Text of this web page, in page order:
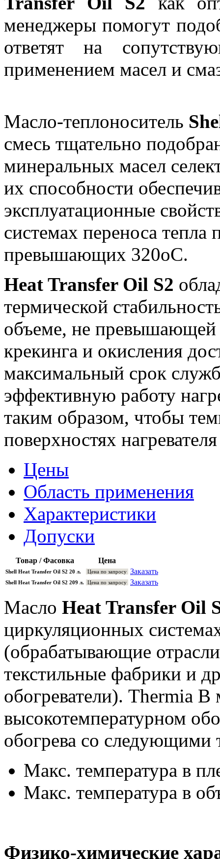
менеджеры помогут
ответят на
применением масел и
Масло-теплоноситель
смесь тщательно
минеральных масел
их способности
эксплуатационные
системах переноса тепла
превышающих 320oС.
Heat Transfer Oil S2
термической
объеме, не превышающей
крекинга и окисления
максимальный срок
эффективную работу
таким образом, чтобы
поверхностях
Цены
Область применения
Характеристики
Допуски
Товар / Фасовка Цена
Shell Heat Transfer Oil S2 20 л. Цена по запросу Заказать
Shell Heat Transfer Oil S2 209 л. Цена по запросу Заказать
Масло Heat Transfer Oil
циркуляционных
(обрабатывающие
текстильные фабрики и
обогреватели). Thermia
высокотемпературном
обогрева со следующими
Макс. температура в
Макс. температура в
Физико-химические